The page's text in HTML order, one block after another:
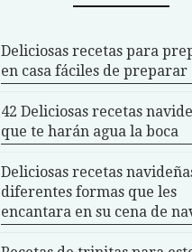
Deliciosas recetas para
en casa fáciles de preparar
42 Deliciosas recetas
que te harán agua la boca
Deliciosas recetas
diferentes formas que les
encantara en su cena de